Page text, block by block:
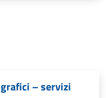
– servizi